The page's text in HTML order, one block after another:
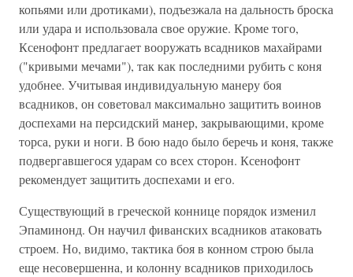
копьями или дротиками), подъезжала на дальность броска
или удара и использовала свое оружие. Кроме того,
Ксенофонт предлагает вооружать всадников махайрами
("кривыми мечами"), так как последними рубить с коня
удобнее. Учитывая индивидуальную манеру боя
всадников, он советовал максимально защитить воинов
доспехами на персидский манер, закрывающими, кроме
торса, руки и ноги. В бою надо было беречь и коня, также
подвергавшегося ударам со всех сторон. Ксенофонт
рекомендует защитить доспехами и его.
Существующий в греческой коннице порядок изменил
Эпаминонд. Он научил фиванских всадников атаковать
строем. Но, видимо, тактика боя в конном строю была
еще несовершенна, и колонну всадников приходилось